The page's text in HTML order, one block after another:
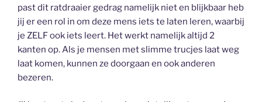
past dit ratdraaier gedrag namelijk niet en blijkbaar heb
jij er een rol in om deze mens iets te laten leren, waarbij
je ZELF ook iets leert. Het werkt namelijk altijd 2
kanten op. Als je mensen met slimme trucjes laat weg
laat komen, kunnen ze doorgaan en ook anderen
bezeren.